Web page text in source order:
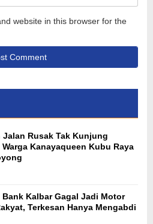
website in this browser for the
Jalan Rusak Tak Kunjung
Kanayaqueen Kubu Raya
Bank Kalbar Gagal Jadi Motor
Terkesan Hanya Mengabdi